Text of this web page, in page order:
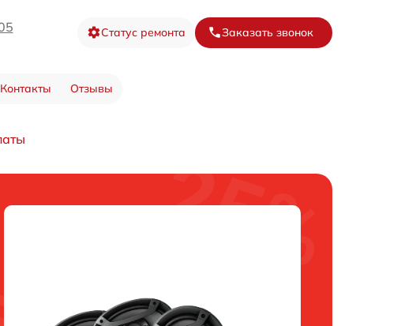
Статус ремонта Заказать звонок
Контакты Отзывы